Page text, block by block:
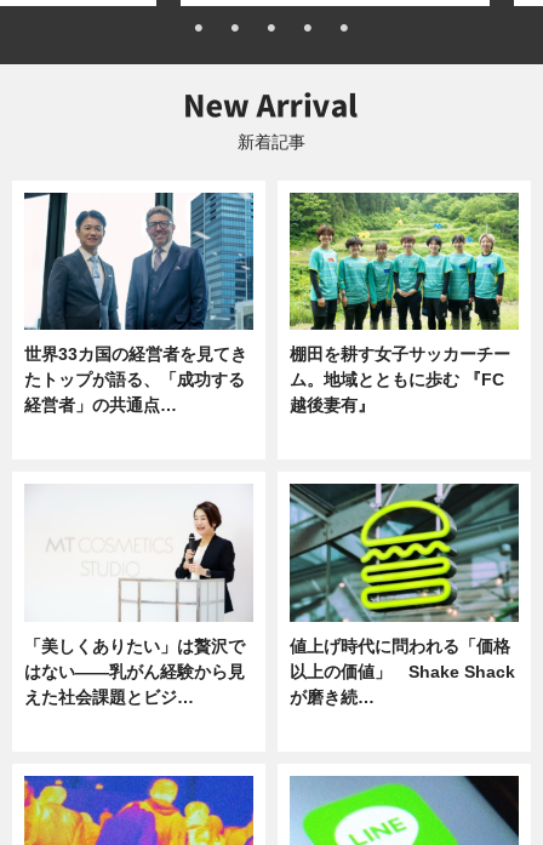
新着記事
世界33カ国の経営者を見てき
たトップが語る、「成功する
経営者」の共通点…
棚田を耕す女子サッカーチー
ム。地域とともに歩む 『FC
越後妻有』
「美しくありたい」は贅沢で
はない――乳がん経験から見
えた社会課題とビジ…
値上げ時代に問われる「価格
以上の価値」 Shake Shack
が磨き続…